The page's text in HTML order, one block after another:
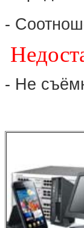
-
- Не